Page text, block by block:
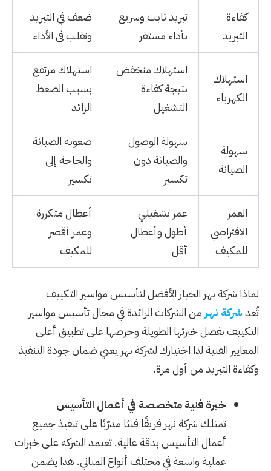
كفاءة
التبريد
تبريد ثابت وسريع
بأداء مستقر
ضعف في التبريد
وتقلب في الأداء
استهلاك
الكهرباء
استهلاك منخفض
نتيجة كفاءة
التشغيل
استهلاك مرتفع
بسبب الضغط
الزائد
سهولة
الصيانة
سهولة الوصول
والصيانة دون
تكسير
صعوبة الصيانة
والحاجة إلى
تكسير
العمر
الافتراضي
للمكيف
عمر تشغيلي
أطول وأعطال
أقل
أعطال متكررة
وعمر أقصر
للمكيف
لماذا شركة نهر الخيار الأفضل لتأسيس مواسير التكييف
تُعدشركة نهر من الشركات الرائدة في مجال تأسيس مواسير
التكييف بفضل خبرتها الطويلة وحرصها على تطبيق أعلى
المعايير الفنية لذا اختيارك لشركة نهر يعني ضمان جودة التنفيذ
وكفاءة التبريد من أول مرة.
خبرة فنية متخصصة في أعمال التأسيس
تمتلك شركة نهر فريقًا فنيًا مدرّبًا على تنفيذ جميع
أعمال التأسيس بدقة عالية. تعتمد الشركة على خبرات
عملية واسعة في مختلف أنواع المباني. هذا يضمن